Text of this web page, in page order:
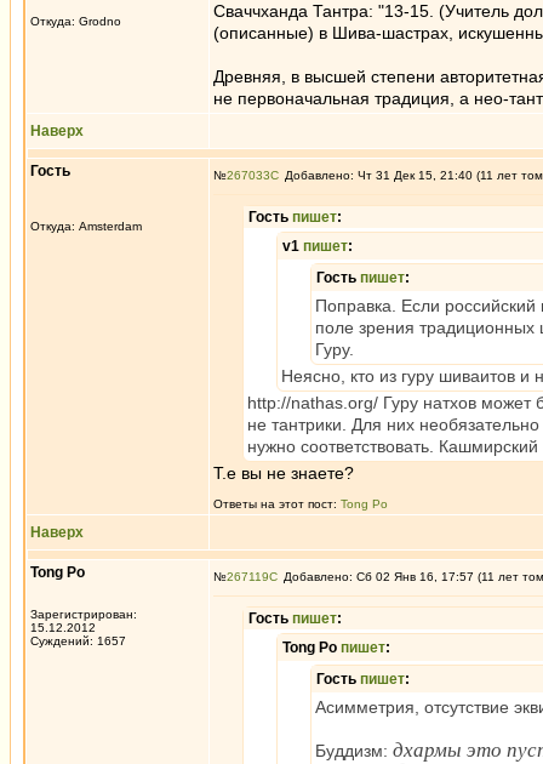
Откуда: Grodno
Сваччханда Тантра: "13-15. (Учитель
(описанные) в Шива-шастрах,
Древняя, в высшей степени
не первоначальная традиция, а нео-
Наверх
Гость
Откуда: Amsterdam
№267033 Добавлено: Чт 31 Дек 15, 21:40 (11 лет
Гость пишет:
v1 пишет:
Гость пишет:
Поправка. Если
поле зрения традиционных
Гуру.
Неясно, кто из гуру шиваитов и
http://nathas.org/ Гуру натхов может
не тантрики. Для них
нужно соответствовать.
Т.е вы не знаете?
Ответы на этот пост: Tong Po
Наверх
Tong Po
Зарегистрирован:
15.12.2012
Суждений: 1657
№267119 Добавлено: Сб 02 Янв 16, 17:57 (11 лет
Гость пишет:
Tong Po пишет:
Гость пишет:
Асимметрия, отсутствие
Буддизм: дхармы это